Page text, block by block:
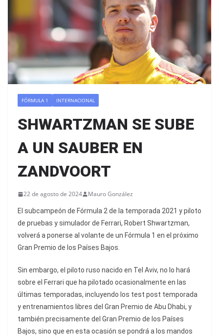
FÓRMULA 1 INTERNACIONAL
SHWARTZMAN SE SUBE
A UN SAUBER EN
ZANDVOORT
22 de agosto de 2024 Mauro González
El subcampeón de Fórmula 2 de la temporada 2021 y piloto
de pruebas y simulador de Ferrari, Robert Shwartzman,
volverá a ponerse al volante de un Fórmula 1 en el próximo
Gran Premio de los Países Bajos.
Sin embargo, el piloto ruso nacido en Tel Aviv, no lo hará
sobre el Ferrari que ha pilotado ocasionalmente en las
últimas temporadas, incluyendo los test post temporada
y entrenamientos libres del Gran Premio de Abu Dhabi, y
también precisamente del Gran Premio de los Países
Bajos, sino que en esta ocasión se pondrá a los mandos